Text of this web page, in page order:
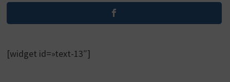
[widget id=»text-13″]